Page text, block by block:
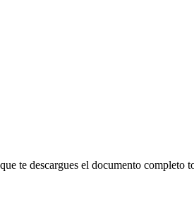
te descargues el documento completo